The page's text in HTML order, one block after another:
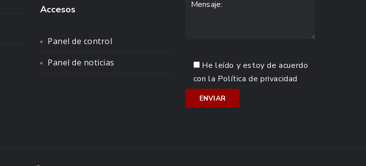
Accesos
Panel de control
Panel de noticias
He leído y estoy de acuerdo
con la Política de privacidad